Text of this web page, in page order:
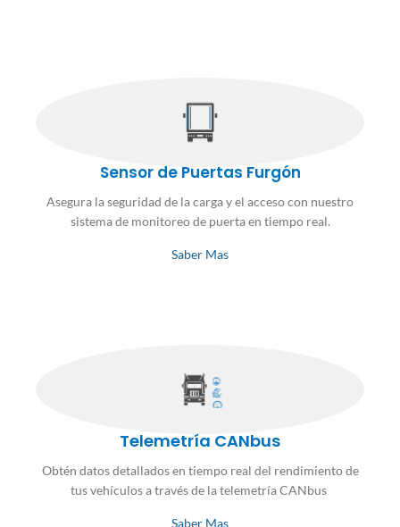
Sensor de Puertas Furgón
Asegura la seguridad de la carga y el acceso con nuestro
sistema de monitoreo de puerta en tiempo real.
Saber Mas
Telemetría CANbus
Obtén datos detallados en tiempo real del rendimiento de
tus vehículos a través de la telemetría CANbus
Saber Mas